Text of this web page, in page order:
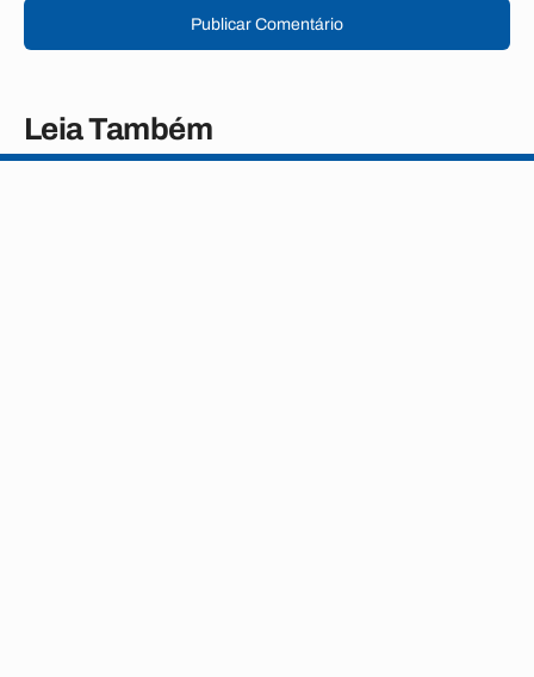
Publicar Comentário
Leia Também